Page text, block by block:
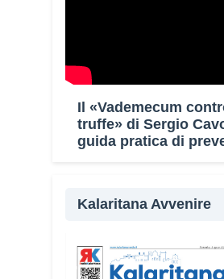
Il «Vademecum
truffe» di Sergio
guida pratica di
Kalaritana Avvenire